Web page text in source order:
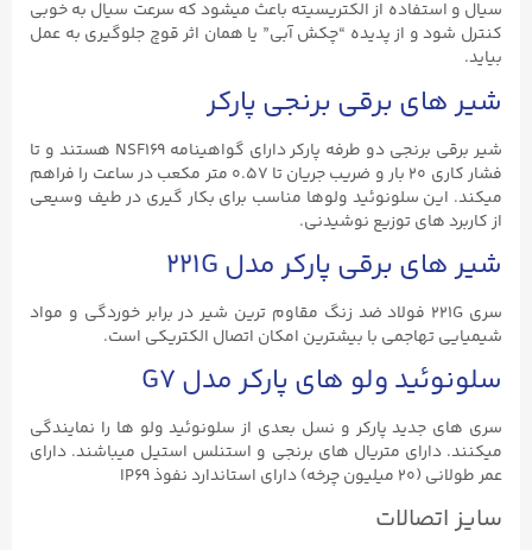
سیال و استفاده از الکتریسیته باعث میشود که سرعت سیال به خوبی
کنترل شود و از پدیده “چکش آبی” یا همان اثر قوچ جلوگیری به عمل
بیاید.
شیر های برقی برنجی پارکر
شیر برقی برنجی دو طرفه پارکر دارای گواهینامه NSF169 هستند و تا
فشار کاری ۲۰ بار و ضریب جریان تا ۰.۵۷ متر مکعب در ساعت را فراهم
میکند. این سلونوئید ولوها مناسب برای بکار گیری در طیف وسیعی
از کاربرد های توزیع نوشیدنی.
شیر های برقی پارکر مدل 221G
سری 221G فولاد ضد زنگ مقاوم ترین شیر در برابر خوردگی و مواد
شیمیایی تهاجمی با بیشترین امکان اتصال الکتریکی است.
سلونوئید ولو های پارکر مدل G7
سری های جدید پارکر و نسل بعدی از سلونوئید ولو ها را نمایندگی
میکنند. دارای متریال های برنجی و استنلس استیل میباشند. دارای
عمر طولانی (۲۰ میلیون چرخه) دارای استاندارد نفوذ IP69
سایز اتصالات